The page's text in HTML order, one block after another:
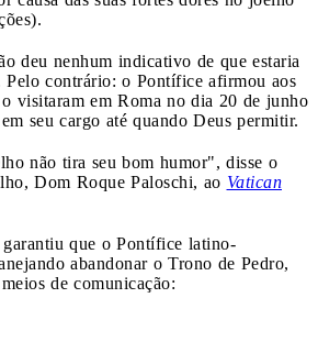
deu nenhum indicativo de que estaria
Pelo contrário: o Pontífice afirmou aos
visitaram em Roma no dia 20 de junho
seu cargo até quando Deus permitir.
não tira seu bom humor", disse o
Dom Roque Paloschi, ao Vatican
que o Pontífice latino-
abandonar o Trono de Pedro,
de comunicação: